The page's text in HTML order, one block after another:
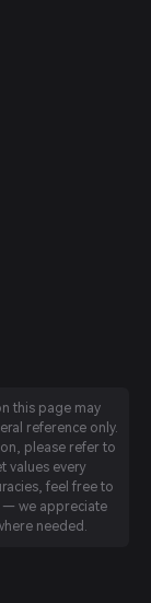
this page may
reference only.
please refer to
values every
feel free to
— we appreciate
needed.